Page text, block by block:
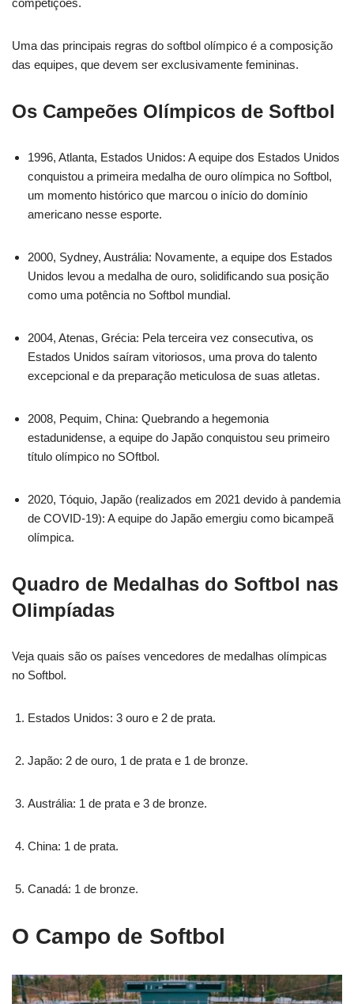
competições.
Uma das principais regras do softbol olímpico é a composição
das equipes, que devem ser exclusivamente femininas.
Os Campeões Olímpicos de Softbol
1996, Atlanta, Estados Unidos: A equipe dos Estados Unidos
conquistou a primeira medalha de ouro olímpica no Softbol,
um momento histórico que marcou o início do domínio
americano nesse esporte.
2000, Sydney, Austrália: Novamente, a equipe dos Estados
Unidos levou a medalha de ouro, solidificando sua posição
como uma potência no Softbol mundial.
2004, Atenas, Grécia: Pela terceira vez consecutiva, os
Estados Unidos saíram vitoriosos, uma prova do talento
excepcional e da preparação meticulosa de suas atletas.
2008, Pequim, China: Quebrando a hegemonia
estadunidense, a equipe do Japão conquistou seu primeiro
título olímpico no SOftbol.
2020, Tóquio, Japão (realizados em 2021 devido à pandemia
de COVID-19): A equipe do Japão emergiu como bicampeã
olímpica.
Quadro de Medalhas do Softbol nas
Olimpíadas
Veja quais são os países vencedores de medalhas olímpicas
no Softbol.
Estados Unidos: 3 ouro e 2 de prata.
Japão: 2 de ouro, 1 de prata e 1 de bronze.
Austrália: 1 de prata e 3 de bronze.
China: 1 de prata.
Canadá: 1 de bronze.
O Campo de Softbol